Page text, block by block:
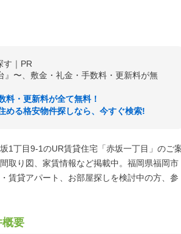
す｜PR
』〜、敷金・礼金・手数料・更新料が無
料・更新料が全て無料！
める格安物件探しなら、今すぐ検索!
1丁目9‐1のUR賃貸住宅「赤坂一丁目」のご
取り図、家賃情報など掲載中。福岡県福岡市
賃貸アパート、お部屋探しを検討中の方、参
概要